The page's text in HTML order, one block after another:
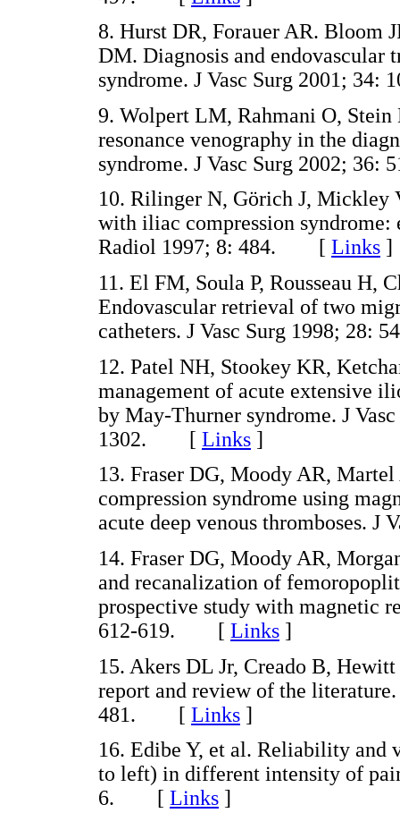
8. Hurst DR, Forauer AR. Bloom
DM. Diagnosis and endovascular
syndrome. J Vasc Surg 2001;
9. Wolpert LM, Rahmani O,
resonance venography in the
syndrome. J Vasc Surg 2002;
10. Rilinger N, Görich J, Mickley
with iliac compression syndrome:
Radiol 1997; 8: 484. [ Links ]
11. El FM, Soula P, Rousseau H,
Endovascular retrieval of two
catheters. J Vasc Surg 1998;
12. Patel NH, Stookey KR,
management of acute extensive
by May-Thurner syndrome. J
1302. [ Links ]
13. Fraser DG, Moody AR,
compression syndrome using
acute deep venous
14. Fraser DG, Moody AR,
and recanalization of
prospective study with magnetic
612-619. [ Links ]
15. Akers DL Jr, Creado B,
report and review of the
481. [ Links ]
16. Edibe Y, et al. Reliability and
to left) in different intensity of
6. [ Links ]